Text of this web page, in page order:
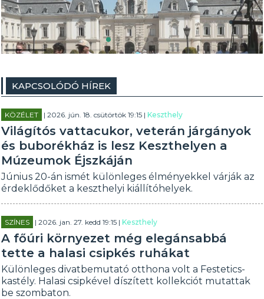
KAPCSOLÓDÓ HÍREK
KÖZÉLET | 2026. jún. 18. csütörtök 19:15 |Keszthely
Világítós vattacukor, veterán járgányok
és buborékház is lesz Keszthelyen a
Múzeumok Éjszkáján
Június 20-án ismét különleges élményekkel várják az
érdeklődőket a keszthelyi kiállítóhelyek.
SZÍNES | 2026. jan. 27. kedd 19:15 |Keszthely
A főúri környezet még elegánsabbá
tette a halasi csipkés ruhákat
Különleges divatbemutató otthona volt a Festetics-
kastély. Halasi csipkével díszített kollekciót mutattak
be szombaton.